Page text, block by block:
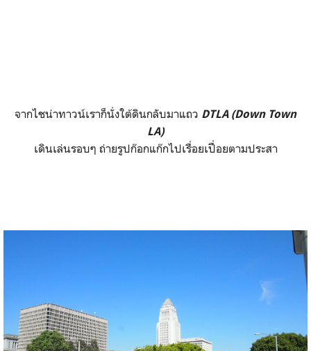
จากไชน่าทาวน์เราก็นั่งใต้ดินกลับมาแถว DTLA (Down Town
LA)
เดินเล่นรอบๆ ถ่ายรูปก๊อกแก๊กไปเรื่อยเปื่อยตามประสา